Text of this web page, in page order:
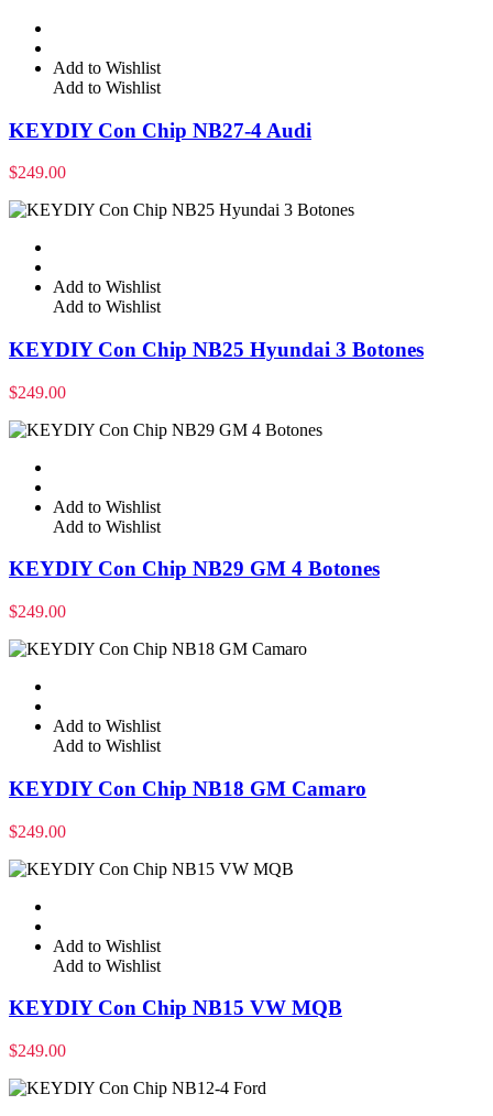
Add to Wishlist
Add to Wishlist
KEYDIY Con Chip NB27-4 Audi
$249.00
Add to Wishlist
Add to Wishlist
KEYDIY Con Chip NB25 Hyundai 3 Botones
$249.00
Add to Wishlist
Add to Wishlist
KEYDIY Con Chip NB29 GM 4 Botones
$249.00
Add to Wishlist
Add to Wishlist
KEYDIY Con Chip NB18 GM Camaro
$249.00
Add to Wishlist
Add to Wishlist
KEYDIY Con Chip NB15 VW MQB
$249.00